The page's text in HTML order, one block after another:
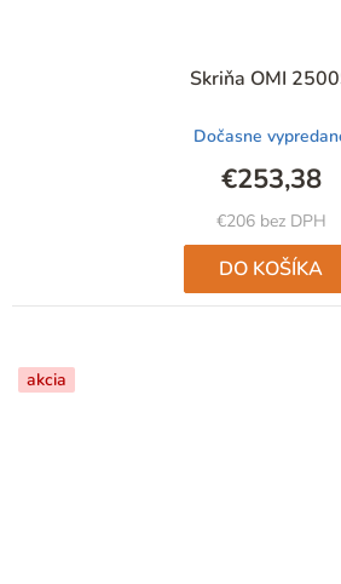
Skriňa OMI
Dočasne
€206 bez DPH
€253,38
DO KOŠÍKA
akcia